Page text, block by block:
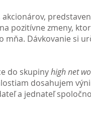
pozitívne zmeny,
Dávkovanie si
do skupinyhigh net
dosahujem
a jednateľ